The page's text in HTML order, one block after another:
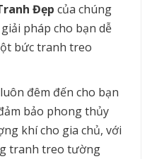
Đẹp của chúng
pháp cho bạn dễ
bức tranh treo
luôn đêm đến cho bạn
bảo phong thủy
khí cho gia chủ, với
tranh treo tường